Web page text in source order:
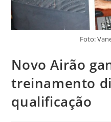
Foto:
Novo Airão
treinamento
qualificação